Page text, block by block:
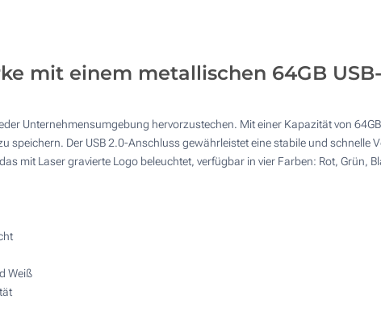
1000
Andere Menge :
Aktualisieren
mit einem metallischen 64GB
Unternehmensumgebung hervorzustechen. Mit einer Kapazität von
speichern. Der USB 2.0-Anschluss gewährleistet eine stabile und schnelle
mit Laser gravierte Logo beleuchtet, verfügbar in vier Farben: Rot, Grün,
Weiß